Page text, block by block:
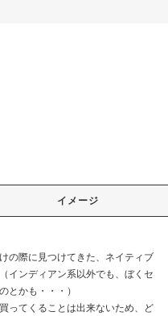
イメージ
の際に見つけてきた、ネイティブ
インディアン系以外でも、ぼくセ
とかも・・・）
ってくることは出来ないため、ど